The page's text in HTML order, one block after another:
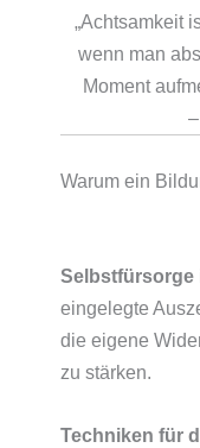
„Achtsamkeit
wenn man
Moment
–
Warum ein
Selbstfürsorge
eingelegte
die eigene
zu stärken.
Techniken für